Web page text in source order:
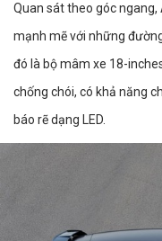
Quan sát theo góc
mạnh mẽ với những
đó là bộ mâm xe 18-
chống chói, có khả năng
báo rẽ dạng LED.